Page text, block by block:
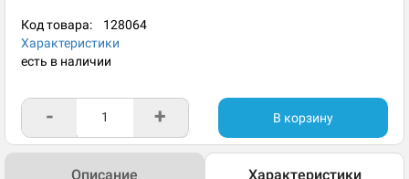
Код товара: 128064
Характеристики
есть в наличии
- + В корзину
Описание Характеристики